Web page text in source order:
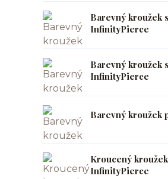
Barevný kroužek
InfinityPierce
Barevný kroužek
InfinityPierce
Barevný kroužek
Kroucený
InfinityPierce